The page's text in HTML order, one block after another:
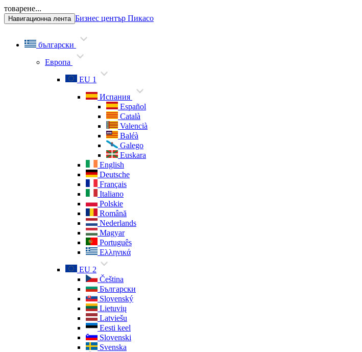
товарене...
Навигационна лента Бизнес център Пикасо
български
Европа
EU 1
Испания
Español
Català
Valencià
Baléà
Galego
Euskara
English
Deutsche
Français
Italiano
Polskie
Română
Nederlands
Magyar
Português
Ελληνικά
EU 2
Čeština
Български
Slovenský
Lietuvių
Latviešu
Eesti keel
Slovenski
Svenska